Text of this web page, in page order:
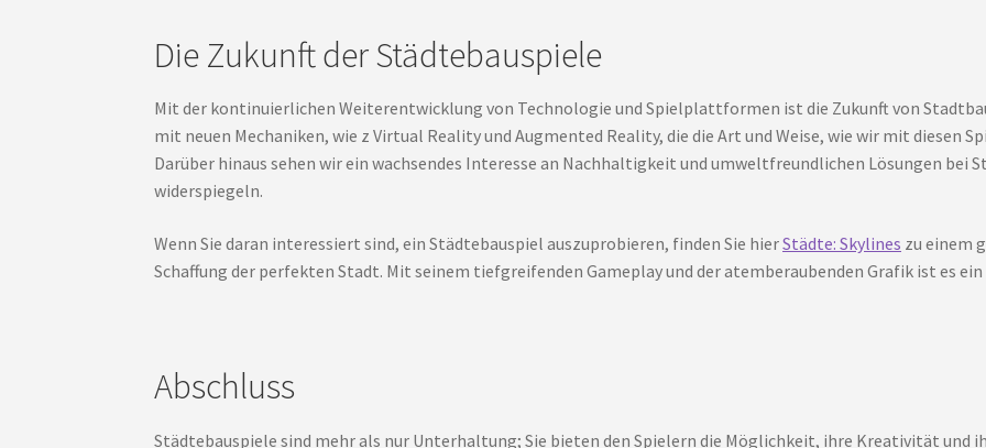
Die Zukunft der Städtebauspiele
Mit der kontinuierlichen Weiterentwicklung von Technologie und Spielplattformen ist die Zukunft von
mit neuen Mechaniken, wie z Virtual Reality und Augmented Reality, die die Art und Weise, wie wir mit diesen
Darüber hinaus sehen wir ein wachsendes Interesse an Nachhaltigkeit und umweltfreundlichen Lösungen bei
widerspiegeln.
Wenn Sie daran interessiert sind, ein Städtebauspiel auszuprobieren, finden Sie hierStädte: Skylines zu einem
Schaffung der perfekten Stadt. Mit seinem tiefgreifenden Gameplay und der atemberaubenden Grafik ist es ein
Abschluss
Städtebauspiele sind mehr als nur Unterhaltung; Sie bieten den Spielern die Möglichkeit, ihre Kreativität und